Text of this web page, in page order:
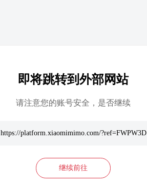
即将跳转到外部网站
请注意您的账号安全，是否继续
https://platform.xiaomimimo.com/?ref=FWPW3D
继续前往